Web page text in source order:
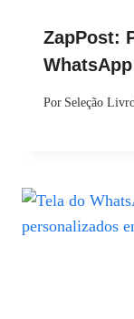
ZapPost:
Por Seleção